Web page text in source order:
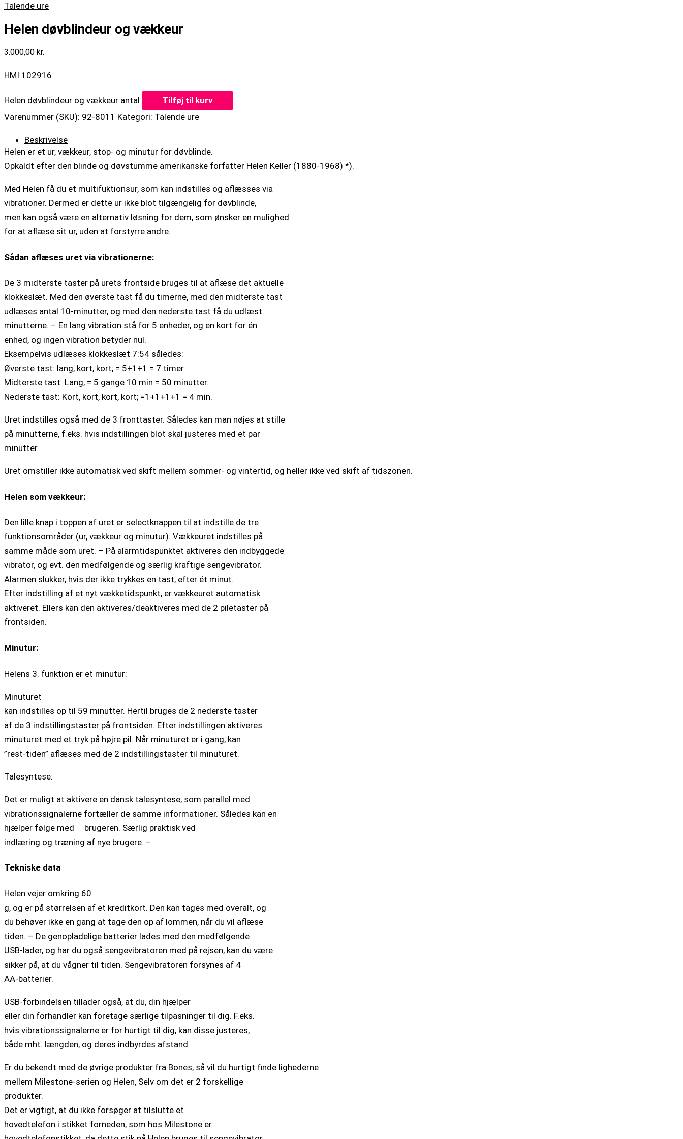
Talende ure
Helen døvblindeur og vækkeur
3.000,00 kr.
HMI 102916
Helen døvblindeur og vækkeur antal
Tilføj til kurv
Varenummer (SKU): 92-8011 Kategori: Talende ure
Beskrivelse
Helen er et ur, vækkeur, stop- og minutur for døvblinde.
Opkaldt efter den blinde og døvstumme amerikanske forfatter Helen Keller (1880-1968) *).
Med Helen få du et multifuktionsur, som kan indstilles og aflæsses via
vibrationer. Dermed er dette ur ikke blot tilgængelig for døvblinde,
men kan også være en alternativ løsning for dem, som ønsker en mulighed
for at aflæse sit ur, uden at forstyrre andre.
Sådan aflæses uret via vibrationerne:
De 3 midterste taster på urets frontside bruges til at aflæse det aktuelle
klokkeslæt. Med den øverste tast få du timerne, med den midterste tast
udlæses antal 10-minutter, og med den nederste tast få du udlæst
minutterne. – En lang vibration stå for 5 enheder, og en kort for én
enhed, og ingen vibration betyder nul.
Eksempelvis udlæses klokkeslæt 7:54 således:
Øverste tast: lang, kort, kort; = 5+1+1 = 7 timer.
Midterste tast: Lang; = 5 gange 10 min = 50 minutter.
Nederste tast: Kort, kort, kort, kort; =1+1+1+1 = 4 min.
Uret indstilles også med de 3 fronttaster. Således kan man nøjes at stille
på minutterne, f.eks. hvis indstillingen blot skal justeres med et par
minutter.
Uret omstiller ikke automatisk ved skift mellem sommer- og vintertid, og heller ikke ved skift af tidszonen.
Helen som vækkeur:
Den lille knap i toppen af uret er selectknappen til at indstille de tre
funktionsområder (ur, vækkeur og minutur). Vækkeuret indstilles på
samme måde som uret. – På alarmtidspunktet aktiveres den indbyggede
vibrator, og evt. den medfølgende og særlig kraftige sengevibrator.
Alarmen slukker, hvis der ikke trykkes en tast, efter ét minut.
Efter indstilling af et nyt vækketidspunkt, er vækkeuret automatisk
aktiveret. Ellers kan den aktiveres/deaktiveres med de 2 piletaster på
frontsiden.
Minutur:
Helens 3. funktion er et minutur:
Minuturet
kan indstilles op til 59 minutter. Hertil bruges de 2 nederste taster
af de 3 indstillingstaster på frontsiden. Efter indstillingen aktiveres
minuturet med et tryk på højre pil. Når minuturet er i gang, kan
”rest-tiden” aflæses med de 2 indstillingstaster til minuturet.
Talesyntese:
Det er muligt at aktivere en dansk talesyntese, som parallel med
vibrationssignalerne fortæller de samme informationer. Således kan en
hjælper følge med brugeren. Særlig praktisk ved
indlæring og træning af nye brugere. –
Tekniske data
Helen vejer omkring 60
g, og er på størrelsen af et kreditkort. Den kan tages med overalt, og
du behøver ikke en gang at tage den op af lommen, når du vil aflæse
tiden. – De genopladelige batterier lades med den medfølgende
USB-lader, og har du også sengevibratoren med på rejsen, kan du være
sikker på, at du vågner til tiden. Sengevibratoren forsynes af 4
AA-batterier.
USB-forbindelsen tillader også, at du, din hjælper
eller din forhandler kan foretage særlige tilpasninger til dig. F.eks.
hvis vibrationssignalerne er for hurtigt til dig, kan disse justeres,
både mht. længden, og deres indbyrdes afstand.
Er du bekendt med de øvrige produkter fra Bones, så vil du hurtigt finde lighederne
mellem Milestone-serien og Helen, Selv om det er 2 forskellige
produkter.
Det er vigtigt, at du ikke forsøger at tilslutte et
hovedtelefon i stikket forneden, som hos Milestone er